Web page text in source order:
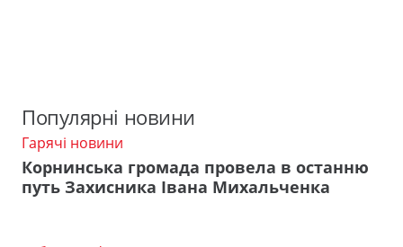
Популярні новини
Гарячі новини
Корнинська громада провела в останню
путь Захисника Івана Михальченка